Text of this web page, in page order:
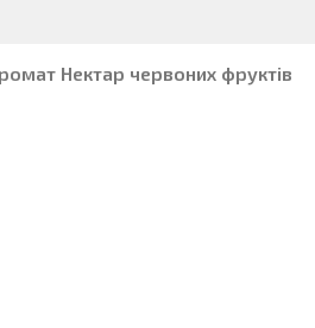
Нектар червоних фруктів